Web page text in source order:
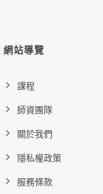
Odoo 課程
網站導覽
課程
師資團隊
關於我們
隱私權政策
服務條款